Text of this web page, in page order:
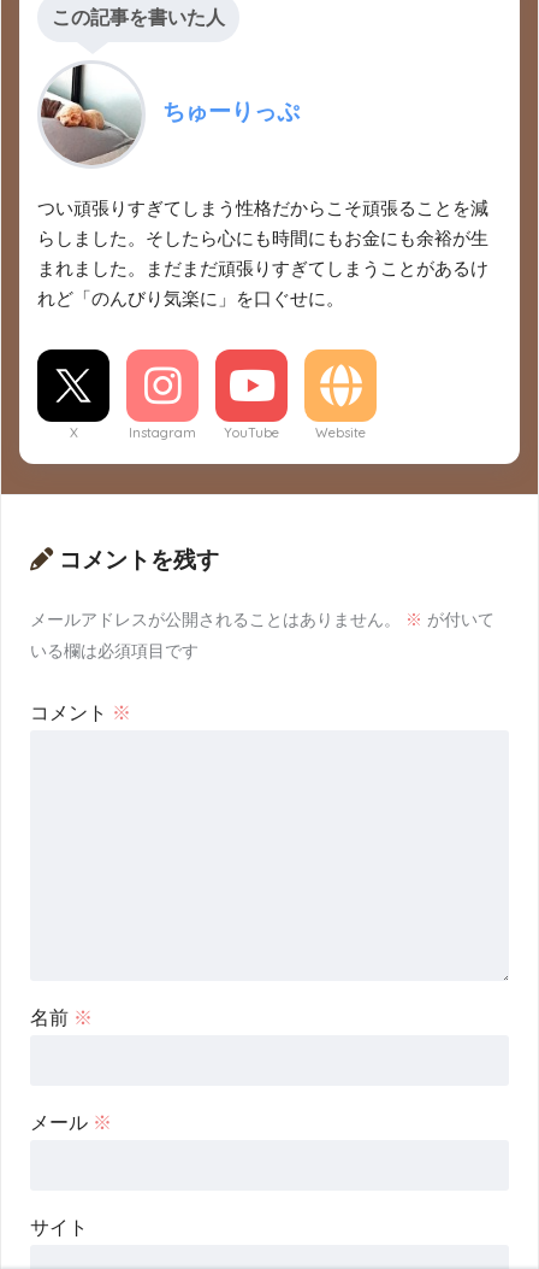
この記事を書いた人
ちゅーりっぷ
つい頑張りすぎてしまう性格だからこそ頑張ることを減
らしました。そしたら心にも時間にもお金にも余裕が生
まれました。まだまだ頑張りすぎてしまうことがあるけ
れど「のんびり気楽に」を口ぐせに。
X Instagram YouTube Website
コメントを残す
メールアドレスが公開されることはありません。 ※ が付いて
いる欄は必須項目です
コメント ※
名前 ※
メール ※
サイト